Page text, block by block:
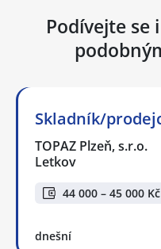
Podívejte se
Skladník/
TOPAZ Plzeň, s.r.o.
Letkov
44 000 – 45 000 Kč
dnešní